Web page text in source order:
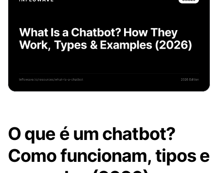
O que é um chatbot?
Como funcionam, tipos e